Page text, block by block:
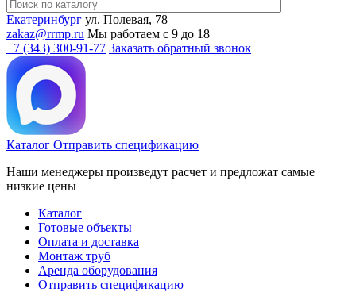
Екатеринбург ул. Полевая, 78
zakaz@rrmp.ru Мы работаем с 9 до 18
+7 (343) 300-91-77 Заказать обратный звонок
Каталог Отправить спецификацию
Наши менеджеры произведут расчет и предложат самые
низкие цены
Каталог
Готовые объекты
Оплата и доставка
Монтаж труб
Аренда оборудования
Отправить спецификацию